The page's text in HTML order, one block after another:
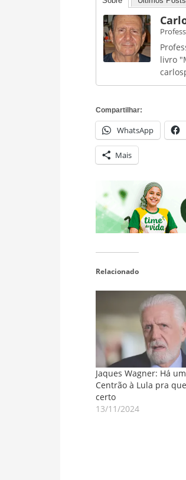
livro
Compartilhar:
WhatsApp
Mais
Relacionado
Jaques Wagner: Há
Centrão à Lula pra
certo
13/11/2024